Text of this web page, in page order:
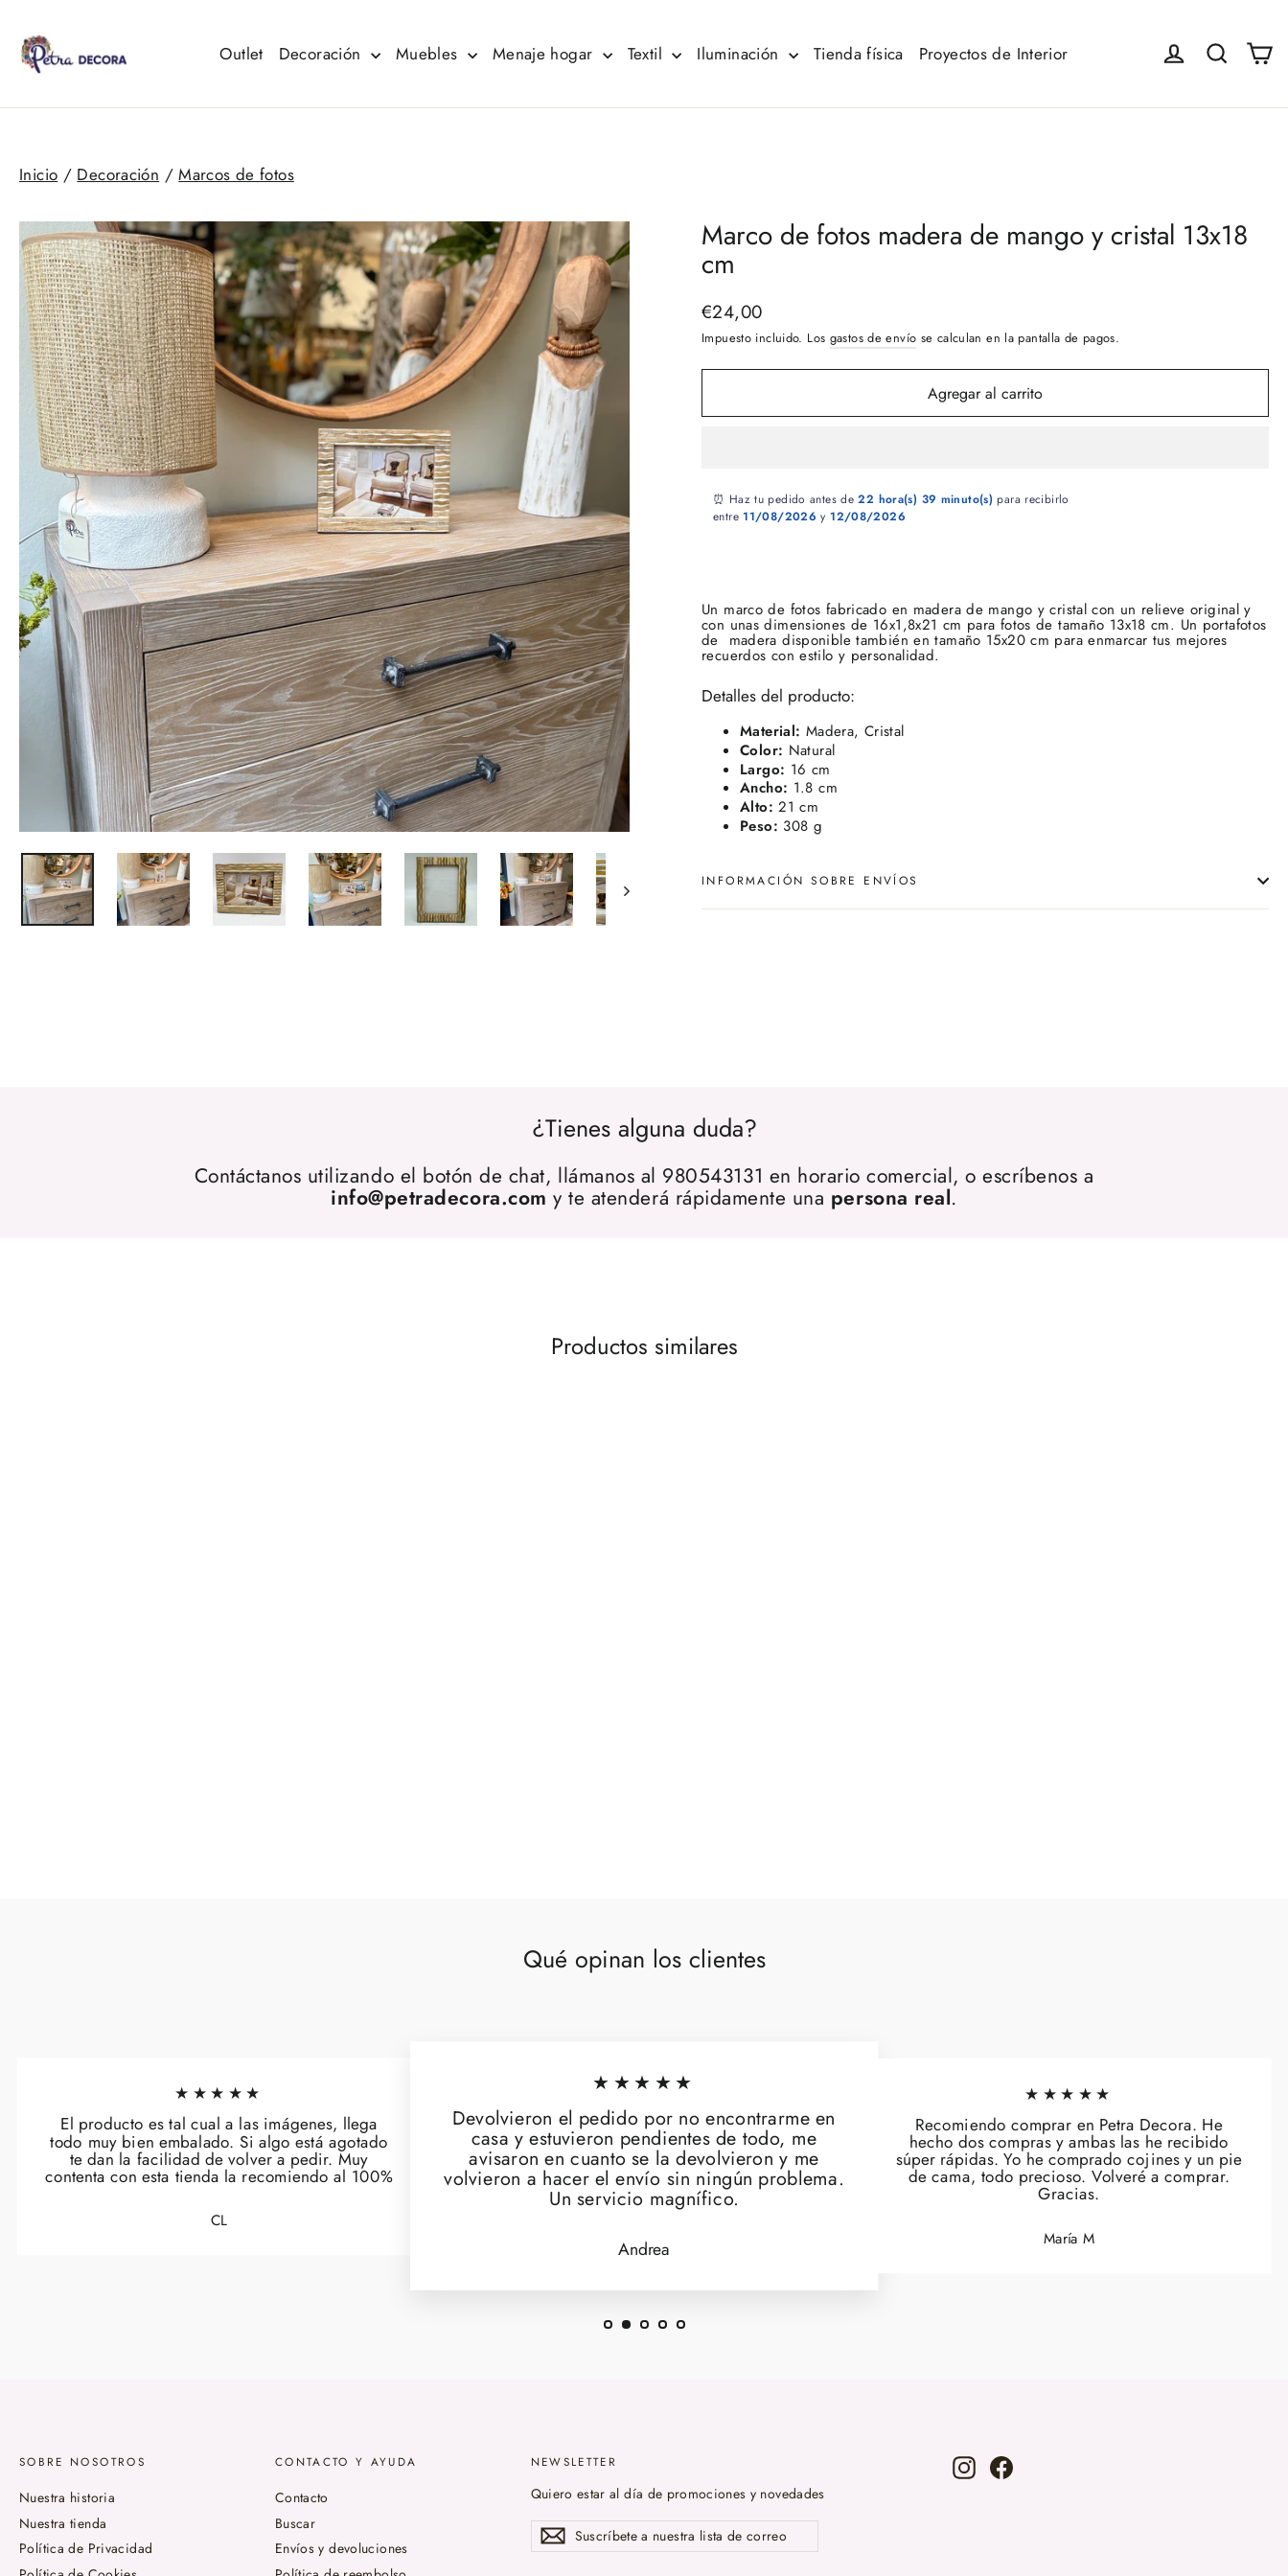
contenido Outlet Decoración Muebles Menaje hogar Textil Iluminación Tienda física Proyectos de Interior Iniciar sesión
Buscar
Inicio / Decoración / Marcos de fotos
Marco de fotos madera de mango y cristal 13x18
cm
Precio
habitual
€24,00
Impuesto incluido. Los gastos de envío se calculan en la pantalla de pagos.
Agregar al carrito
⏰ Haz tu pedido antes de22 hora(s) 39 minuto(s) para recibirlo
entre11/08/2026 y12/08/2026
Un marco de fotos fabricado en madera de mango y cristal con un relieve original y
con unas dimensiones de 16x1,8x21 cm para fotos de tamaño 13x18 cm. Un portafotos
de madera disponible también en tamaño 15x20 cm para enmarcar tus mejores
recuerdos con estilo y personalidad.
Detalles del producto:
Material: Madera, Cristal
Color: Natural
Largo: 16 cm
Ancho: 1.8 cm
Alto: 21 cm
Peso: 308 g
INFORMACIÓN SOBRE ENVÍOS
¿Tienes alguna duda?
Contáctanos utilizando el botón de chat, llámanos al 980543131 en horario comercial, o escríbenos a
info@petradecora.com y te atenderá rápidamente una persona real.
Productos similares
Qué opinan los clientes
★★★★★
El producto es tal cual a las imágenes, llega
todo muy bien embalado. Si algo está agotado
te dan la facilidad de volver a pedir. Muy
contenta con esta tienda la recomiendo al 100%
CL
★★★★★
Devolvieron el pedido por no encontrarme en
casa y estuvieron pendientes de todo, me
avisaron en cuanto se la devolvieron y me
volvieron a hacer el envío sin ningún problema.
Un servicio magnífico.
Andrea
★★★★★
Recomiendo comprar en Petra Decora. He
hecho dos compras y ambas las he recibido
súper rápidas. Yo he comprado cojines y un pie
de cama, todo precioso. Volveré a comprar.
Gracias.
María M
SOBRE NOSOTROS
Nuestra historia
Nuestra tienda
Política de Privacidad
CONTACTO Y AYUDA
Contacto
Buscar
Envíos y devoluciones
NEWSLETTER
Quiero estar al día de promociones y novedades
Suscríbete
nuestra
Suscribir
InstagramFacebook